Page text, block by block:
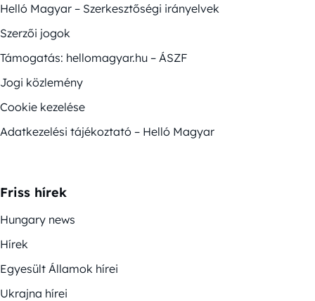
Helló Magyar – Szerkesztőségi irányelvek
Szerzői jogok
Támogatás: hellomagyar.hu – ÁSZF
Jogi közlemény
Cookie kezelése
Adatkezelési tájékoztató – Helló Magyar
Friss hírek
Hungary news
Hírek
Egyesült Államok hírei
Ukrajna hírei